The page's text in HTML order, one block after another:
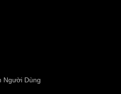
để theo đuổi doanh thu.
tróc dấu niêm yết :
an mang đến cho khách
dấu niêm phong ban đầu của
Người Dùng